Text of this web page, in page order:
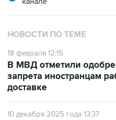
НОВОСТИ ПО ТЕМЕ
18 февраля 12:15
В МВД отметили
запрета иностранцам
доставке
10 декабря 2025 года 13:37